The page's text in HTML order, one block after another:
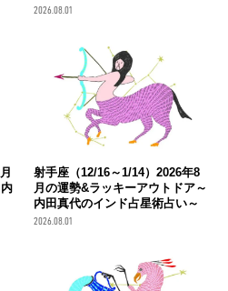
2026.08.01
射手座（12/16～1/14）2026年8
月の運勢&ラッキーアウトドア～
内田真代のインド占星術占い～
2026.08.01